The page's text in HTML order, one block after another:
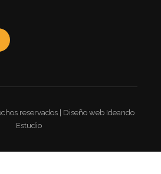
reservados | Diseño web Ideando
Estudio